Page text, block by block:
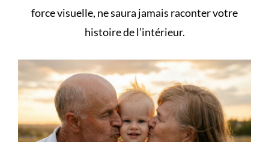
force visuelle, ne saura jamais raconter votre
histoire de l’intérieur.